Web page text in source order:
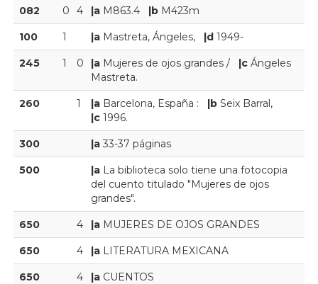
082 0 4 |a M863.4 |b M423m
100 1 |a Mastreta, Ángeles, |d 1949-
245 1 0 |a Mujeres de ojos grandes / |c Ángeles
Mastreta.
260 1 |a Barcelona, España : |b Seix Barral,
|c 1996.
300 |a 33-37 páginas
500 |a La biblioteca solo tiene una fotocopia
del cuento titulado "Mujeres de ojos
grandes".
650 4 |a MUJERES DE OJOS GRANDES
650 4 |a LITERATURA MEXICANA
650 4 |a CUENTOS